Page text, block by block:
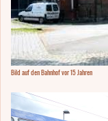
Bild auf den Bahnhof vor 15 Jahren